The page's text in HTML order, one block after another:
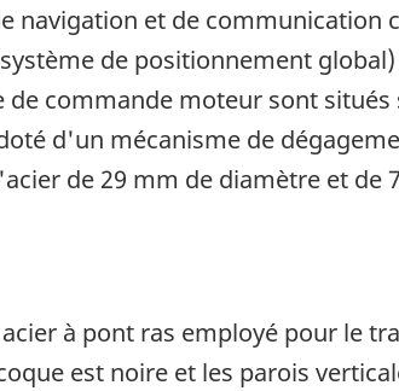
navigation et de communication
de positionnement
de commande moteur sont
d'un mécanisme de
de 29 mm de diamètre et
à pont ras employé pour le
est noire et les parois